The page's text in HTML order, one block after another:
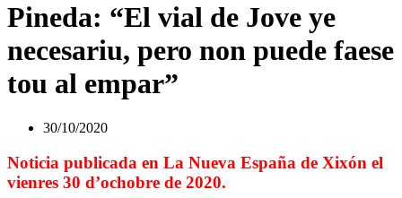
Pineda: “El vial de Jove ye
necesariu, pero non puede faese
tou al empar”
30/10/2020
Noticia publicada en La Nueva España de Xixón el
vienres 30 d’ochobre de 2020.